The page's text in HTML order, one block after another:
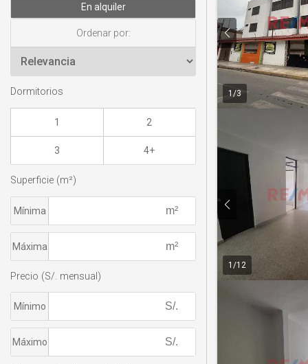
1 /3
1 /12
En alquiler
Ordenar por:
Dormitorios
1 2
3 4+
Superficie (m²)
Mínima
Máxima
Precio (S/. mensual)
Mínimo
Máximo